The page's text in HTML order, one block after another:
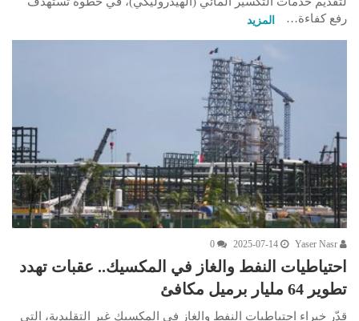
رفع كفاءة…
المزيد
2025-07-14
0
احتياطيات النفط والغاز في المكسيك.. عقبات تهدد
تطوير 64 مليار برميل مكافئ
قدّر خبراء احتياطيات النفط والغاز في المكسيك غير التقليدية، التي